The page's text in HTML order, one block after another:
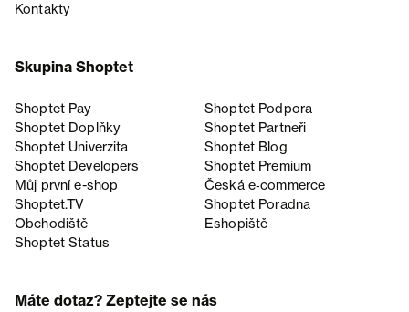
Kontakty
Skupina Shoptet
Shoptet Pay
Shoptet Podpora
Shoptet Doplňky
Shoptet Partneři
Shoptet Univerzita
Shoptet Blog
Shoptet Developers
Shoptet Premium
Můj první e-shop
Česká e‑commerce
Shoptet.TV
Shoptet Poradna
Obchodiště
Eshopiště
Shoptet Status
Máte dotaz? Zeptejte se nás